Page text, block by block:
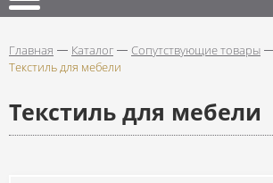
Главная Каталог
Сопутствующие товары
Текстиль для мебели
Текстиль для мебели